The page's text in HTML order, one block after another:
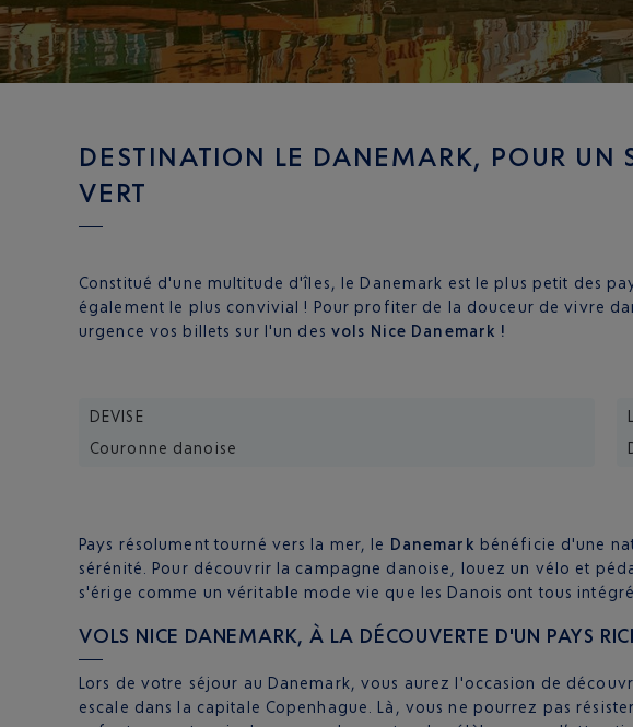
DESTINATION LE DANEMARK, POUR UN
VERT
Constitué d'une multitude d'îles, le Danemark est le plus petit des
également le plus convivial ! Pour profiter de la douceur de vivre
urgence vos billets sur l'un des vols Nice Danemark !
DEVISE
Couronne danoise
Pays résolument tourné vers la mer, le Danemark bénéficie d'une
sérénité. Pour découvrir la campagne danoise, louez un vélo et
s'érige comme un véritable mode vie que les Danois ont tous
VOLS NICE DANEMARK, À LA DÉCOUVERTE D'UN PAYS
Lors de votre séjour au Danemark, vous aurez l'occasion de
escale dans la capitale Copenhague. Là, vous ne pourrez pas